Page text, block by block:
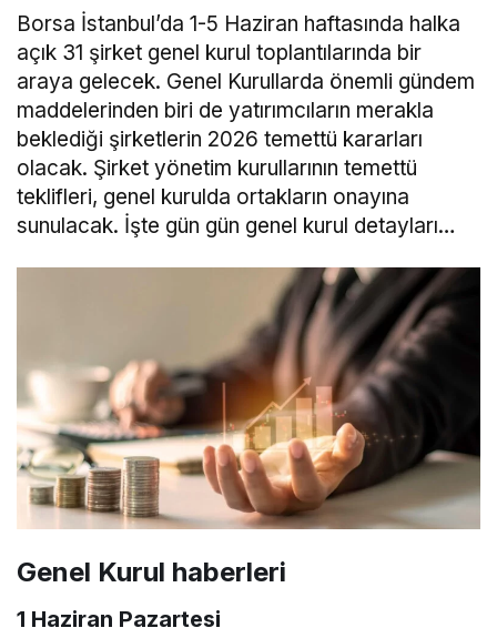
Borsa İstanbul’da 1-5 Haziran haftasında halka
açık 31 şirket genel kurul toplantılarında bir
araya gelecek. Genel Kurullarda önemli gündem
maddelerinden biri de yatırımcıların merakla
beklediği şirketlerin 2026 temettü kararları
olacak. Şirket yönetim kurullarının temettü
teklifleri, genel kurulda ortakların onayına
sunulacak. İşte gün gün genel kurul detayları…
Genel Kurul haberleri
1 Haziran Pazartesi